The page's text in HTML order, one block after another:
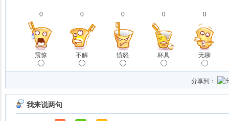
0
震惊
0
不解
0
愤怒
0
杯具
0
无聊
分享到：